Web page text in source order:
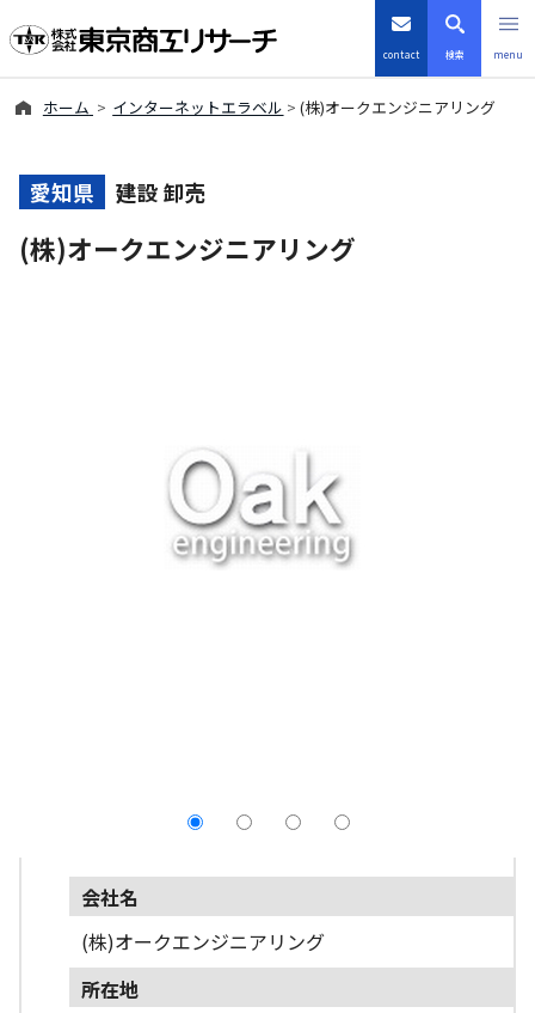
contact 検索 menu
TSRデータインサイト
TSR-PLUS
導入事例
採用情報
ホーム インターネットエラベル (株)オークエンジニアリング
愛知県 建設 卸売
(株)オークエンジニアリング
会社名
(株)オークエンジニアリング
所在地